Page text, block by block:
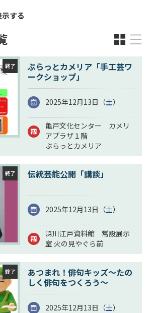
する
終了
ぷらっとカメリア「手工芸ワ
ークショップ」
2025年12月13日（土）
亀戸文化センター カメリ
アプラザ１階
ぷらっとカメリア
終了 伝統芸能公開「講談」
2025年12月13日（土）
深川江戸資料館 常設展示
室 火の見やぐら前
終了
あつまれ！俳句キッズ～たの
しく俳句をつくろう～
2025年12月13日（土）